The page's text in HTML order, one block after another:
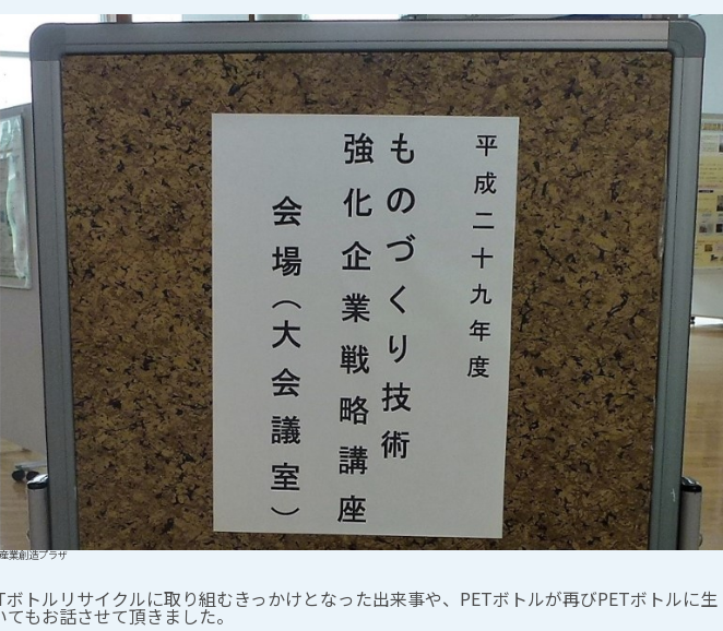
業創造プラザ
ルリサイクルに取り組むきっかけとなった出来事や、PETボトルが再びPETボトルに生
もお話させて頂きました。